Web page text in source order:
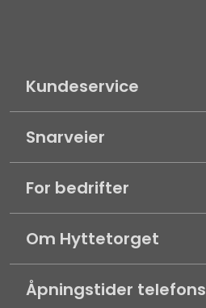
Kundeservice
Snarveier
For bedrifter
Om Hyttetorget
Åpningstider